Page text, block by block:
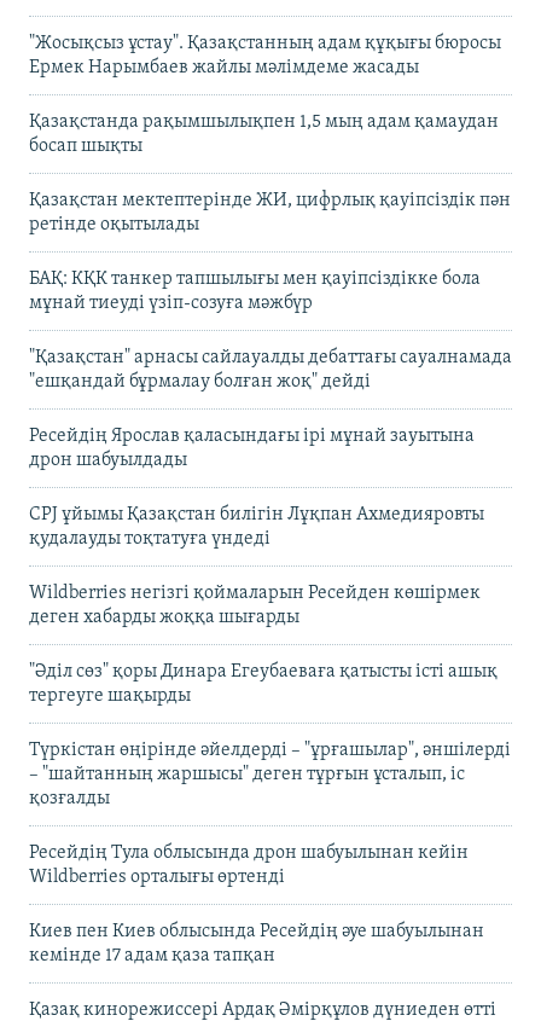
"Жосықсыз ұстау". Қазақстанның адам құқығы бюросы
Ермек Нарымбаев жайлы мәлімдеме жасады
Қазақстанда рақымшылықпен 1,5 мың адам қамаудан
босап шықты
Қазақстан мектептерінде ЖИ, цифрлық қауіпсіздік пән
ретінде оқытылады
БАҚ: КҚК танкер тапшылығы мен қауіпсіздікке бола
мұнай тиеуді үзіп-созуға мәжбүр
"Қазақстан" арнасы сайлауалды дебаттағы сауалнамада
"ешқандай бұрмалау болған жоқ" дейді
Ресейдің Ярослав қаласындағы ірі мұнай зауытына
дрон шабуылдады
CPJ ұйымы Қазақстан билігін Лұқпан Ахмедияровты
қудалауды тоқтатуға үндеді
Wildberries негізгі қоймаларын Ресейден көшірмек
деген хабарды жоққа шығарды
"Әділ сөз" қоры Динара Егеубаеваға қатысты істі ашық
тергеуге шақырды
Түркістан өңірінде әйелдерді – "ұрғашылар", әншілерді
– "шайтанның жаршысы" деген тұрғын ұсталып, іс
қозғалды
Ресейдің Тула облысында дрон шабуылынан кейін
Wildberries орталығы өртенді
Киев пен Киев облысында Ресейдің әуе шабуылынан
кемінде 17 адам қаза тапқан
Қазақ кинорежиссері Ардақ Әмірқұлов дүниеден өтті